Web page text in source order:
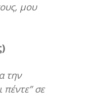
μου
την
πέντε” σε